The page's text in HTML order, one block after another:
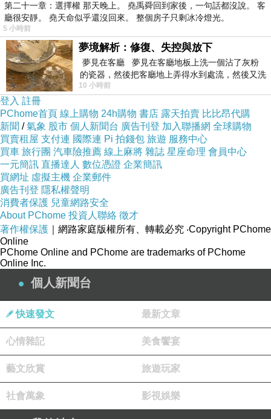
商品訊息簡述:
下單前請務必測量腳長公分，以免造成退換貨問題產生，謝謝
大家配合。
品牌：Hello kitty三麗鷗
產地：台灣製造
包裝：精美鞋盒
------------------------
第二十一章：選擇權 那天晚上。 堯禹舜回到家後，一句話都沒說。 客
廳很安靜。 堯天命似乎還沒回來。 整個房子只剩冰冷燈光。
5 小時前
夢境解析：修復、失控與放下
夢見在客廳 夢見在客廳地板上洗一個沾了灰粉
的瓷器，然後把客廳地上弄得水到處流，然後又洗
一頂棒球潮帽，後來發現帽
10 小時前
登入 註冊
PChome首頁 線上購物 24h購物 書店 露天拍賣 比比昂代購
新聞 /氣象 股市 個人新聞台 廣告刊登 加入聯播網 全球購物
買賣租屋 支付連 國際連 Pi 拍錢包 旅遊 服務中心
買車 旅行團 汽車險推薦 線上麻將 雜誌 星座命理 會員中心
一元簡訊 直播達人 數位憑證 企業簡訊
買網址 虛擬主機 企業郵件
廣告刊登 隱私權聲明
消費者保護 兒童網路安全
About PChome 投資人聯絡 徵才
著作權保護 ｜網路家庭版權所有、轉載必究 ‧Copyright PChome
Online
PChome Online and PChome are trademarks of PChome
Online Inc.
個人新聞台
快速發文 最新文章
心情雜記 美食饗宴
藝文欣賞 旅遊玩家
社會萬象 影視娛樂